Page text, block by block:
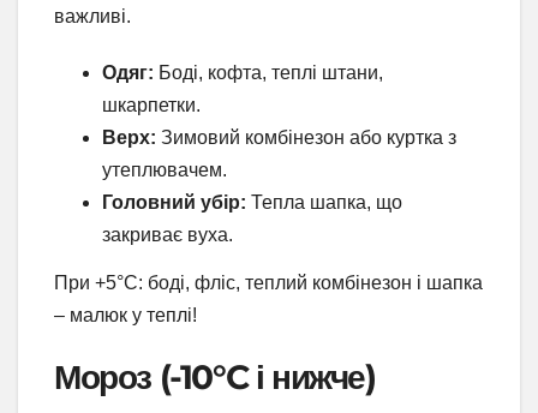
важливі.
Одяг: Боді, кофта, теплі штани,
шкарпетки.
Верх: Зимовий комбінезон або куртка з
утеплювачем.
Головний убір: Тепла шапка, що
закриває вуха.
При +5°C: боді, фліс, теплий комбінезон і шапка
– малюк у теплі!
Мороз (-10°C і нижче)